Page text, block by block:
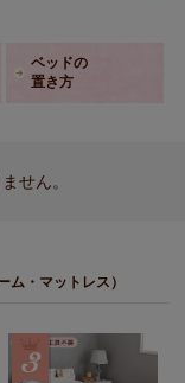
ベッドの
置き方
せん。
ム・マットレス）